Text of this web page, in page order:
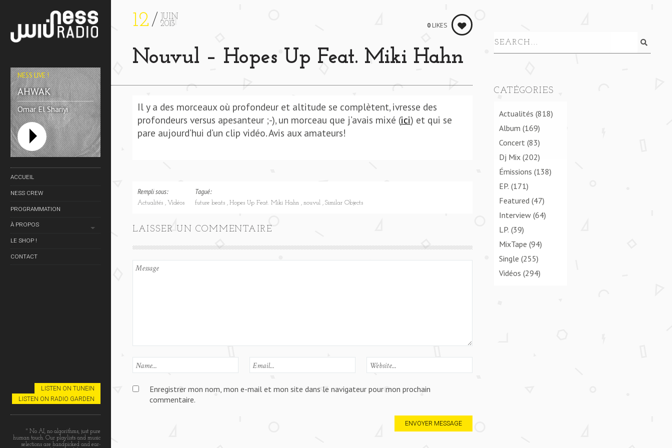
AHWAK
Omar El Shariyi
NESS LIVE !
ACCUEIL
NESS CREW
PROGRAMMATION
À PROPOS
LE SHOP !
CONTACT
LISTEN ON TUNEIN
LISTEN ON RADIO GARDEN
" No AI, no algorithms, just pure
human touch. Our playlists and music
selections are handpicked and ear-
12
JUIN
2013
Nouvul – Hopes Up Feat. Miki Hahn
0LIKES
Il y a des morceaux où profondeur et altitude se complètent, ivresse des
profondeurs versus apesanteur ;-), un morceau que j’avais mixé (ici) et qui se
pare aujourd’hui d’un clip vidéo. Avis aux amateurs!
Rempli sous:
Actualités Vidéos
Tagué:
future beats Hopes Up Feat. Miki Hahn nouvul Similar Objects
LAISSER UN COMMENTAIRE
Enregistrer mon nom, mon e-mail et mon site dans le navigateur pour mon prochain
commentaire.
CATÉGORIES
Actualités (818)
Album (169)
Concert (83)
Dj Mix(202)
Émissions (138)
EP. (171)
Featured (47)
Interview(64)
LP. (39)
MixTape (94)
Single (255)
Vidéos (294)